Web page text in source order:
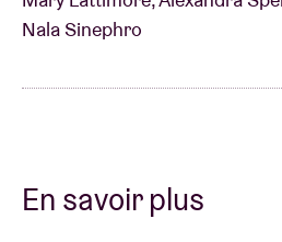
Nala Sinephro
En savoir plus